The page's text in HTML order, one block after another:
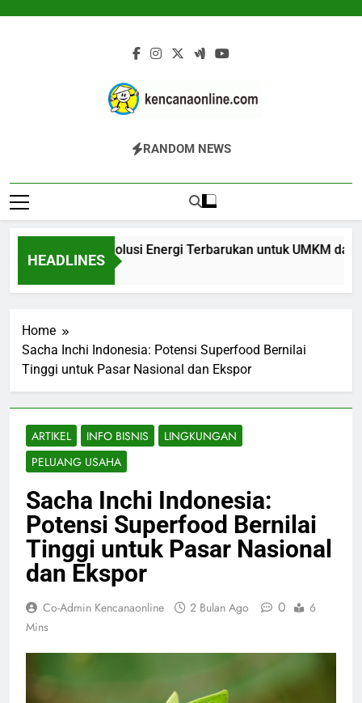
Kencana Online
Jasa Pengelolaan Sampah Kawasan
Dan Industri
RANDOM NEWS
HEADLINES
Biomassa: Solusi Energi Terbarukan untuk UMKM dan
Home
Sacha Inchi Indonesia: Potensi Superfood Bernilai
Tinggi untuk Pasar Nasional dan Ekspor
ARTIKEL INFO BISNIS
LINGKUNGAN
PELUANG USAHA
Sacha Inchi Indonesia:
Potensi Superfood Bernilai
Tinggi untuk Pasar Nasional
dan Ekspor
Co-Admin Kencanaonline 2 Bulan Ago 0
6
Mins